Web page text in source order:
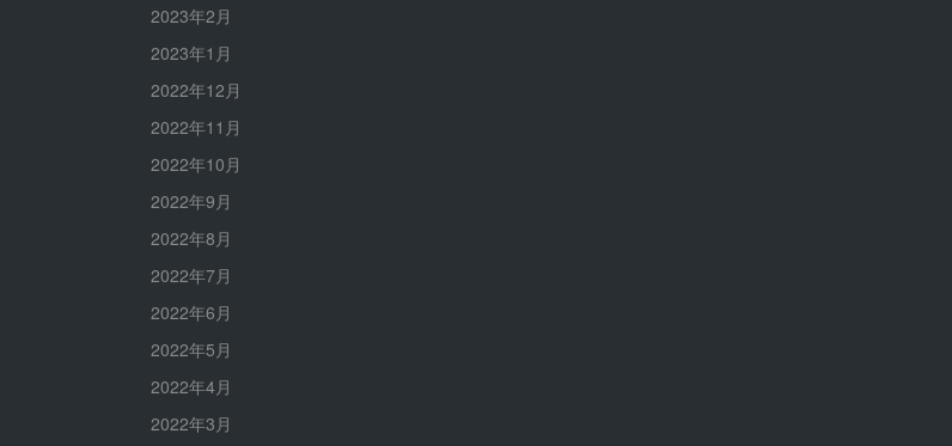
2023年2月
2023年1月
2022年12月
2022年11月
2022年10月
2022年9月
2022年8月
2022年7月
2022年6月
2022年5月
2022年4月
2022年3月